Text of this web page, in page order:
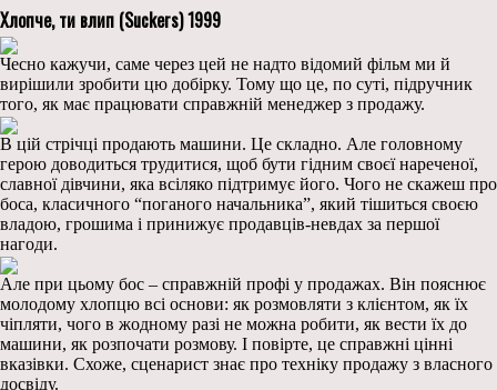
Хлопче, ти влип (Suckers) 1999
Чесно кажучи, саме через цей не надто відомий фільм ми й
вирішили зробити цю добірку. Тому що це, по суті, підручник
того, як має працювати справжній менеджер з продажу.
В цій стрічці продають машини. Це складно. Але головному
герою доводиться трудитися, щоб бути гідним своєї нареченої,
славної дівчини, яка всіляко підтримує його. Чого не скажеш про
боса, класичного “поганого начальника”, який тішиться своєю
владою, грошима і принижує продавців-невдах за першої
нагоди.
Але при цьому бос – справжній профі у продажах. Він пояснює
молодому хлопцю всі основи: як розмовляти з клієнтом, як їх
чіпляти, чого в жодному разі не можна робити, як вести їх до
машини, як розпочати розмову. І повірте, це справжні цінні
вказівки. Схоже, сценарист знає про техніку продажу з власного
досвіду.